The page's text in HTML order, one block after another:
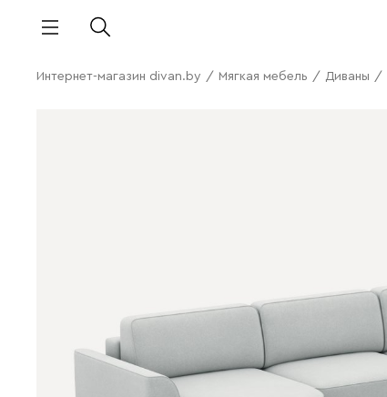
Интернет-магазин divan.by / Мягкая мебель / Диваны /